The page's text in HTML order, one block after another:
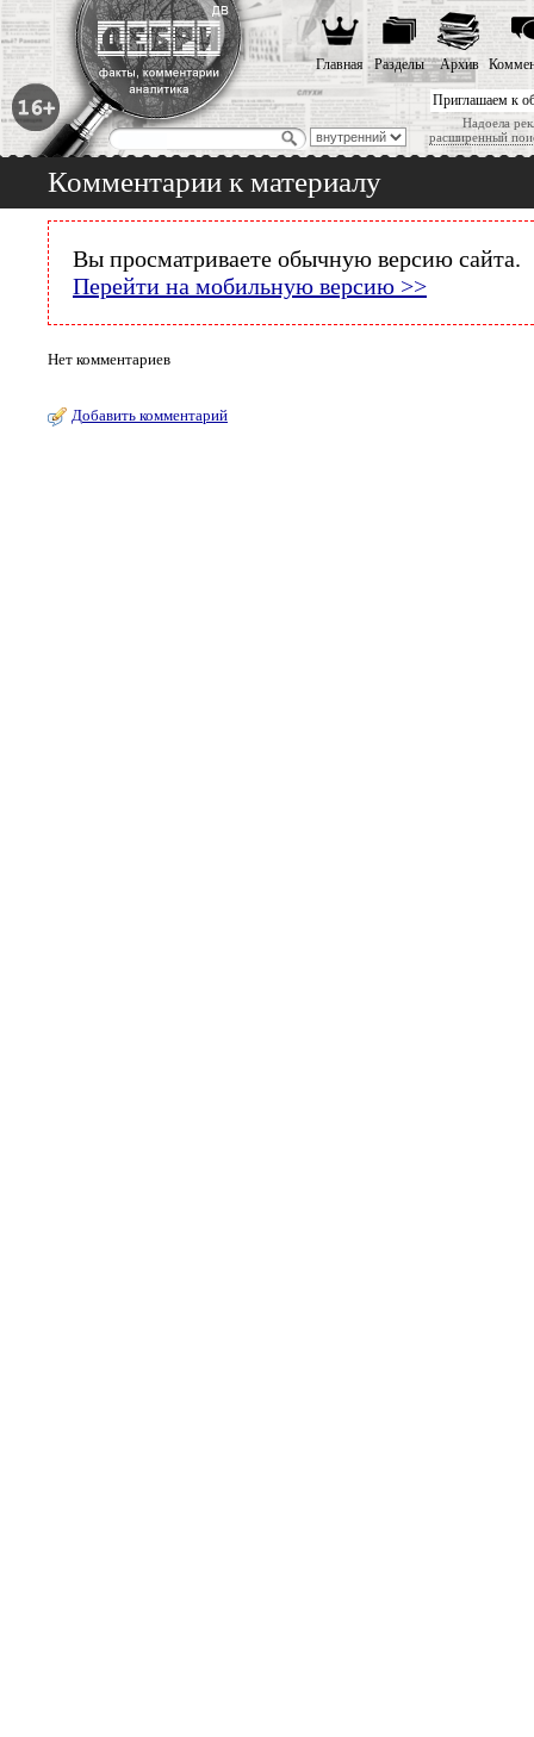
Приглашаем к
Надоела
расширенный
Главная Разделы Архив
Комментарии к материалу
Вы просматриваете обычную версию сайта.
Перейти на мобильную версию >>
Нет комментариев
Добавить комментарий